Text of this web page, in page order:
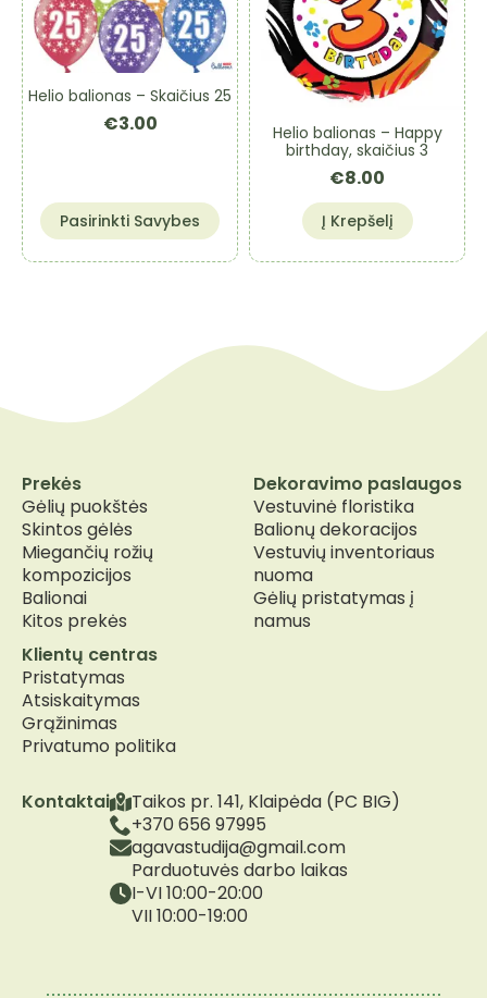
Helio balionas – Skaičius 25
€3.00
Pasirinkti Savybes
This
product
has
chosen
product
page
Helio balionas – Happy
birthday, skaičius 3
€8.00
Į Krepšelį
Kontaktai
Taikos pr. 141, Klaipėda (PC BIG)
+370 656 97995
agavastudija@gmail.com
Parduotuvės darbo laikas
I-VI 10:00-20:00
VII 10:00-19:00
Prekės
Gėlių puokštės
Skintos gėlės
Miegančių rožių
kompozicijos
Balionai
Kitos prekės
Dekoravimo paslaugos
Vestuvinė floristika
Balionų dekoracijos
Vestuvių inventoriaus
nuoma
Gėlių pristatymas į
namus
Klientų centras
Pristatymas
Atsiskaitymas
Grąžinimas
Privatumo politika